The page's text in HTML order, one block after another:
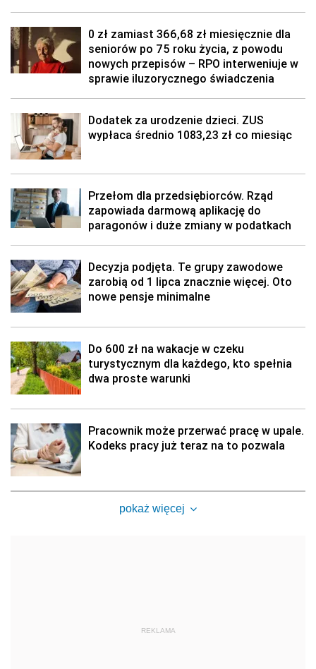
0 zł zamiast 366,68 zł miesięcznie dla
seniorów po 75 roku życia, z powodu
nowych przepisów – RPO interweniuje w
sprawie iluzorycznego świadczenia
Dodatek za urodzenie dzieci. ZUS
wypłaca średnio 1083,23 zł co miesiąc
Przełom dla przedsiębiorców. Rząd
zapowiada darmową aplikację do
paragonów i duże zmiany w podatkach
Decyzja podjęta. Te grupy zawodowe
zarobią od 1 lipca znacznie więcej. Oto
nowe pensje minimalne
Do 600 zł na wakacje w czeku
turystycznym dla każdego, kto spełnia
dwa proste warunki
Pracownik może przerwać pracę w upale.
Kodeks pracy już teraz na to pozwala
pokaż więcej
REKLAMA